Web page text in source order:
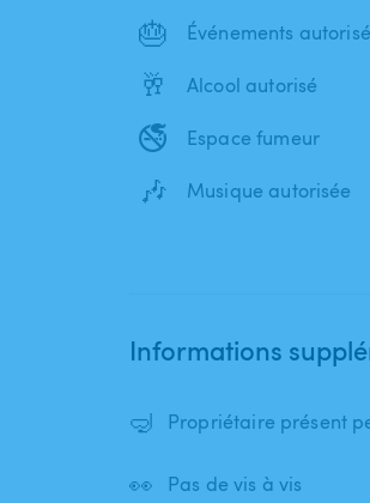
🎂 Événements
🥂 Alcool autorisé
🚭 Espace fumeur
🎶 Musique autorisée
Informations
🤿 Propriétaire présent
👀 Pas de vis à vis